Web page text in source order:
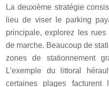
La deuxième stratégie
lieu de viser le parking
principale, explorez les
de marche. Beaucoup de
zones de stationnement
L’exemple du littoral
certaines plages facturent